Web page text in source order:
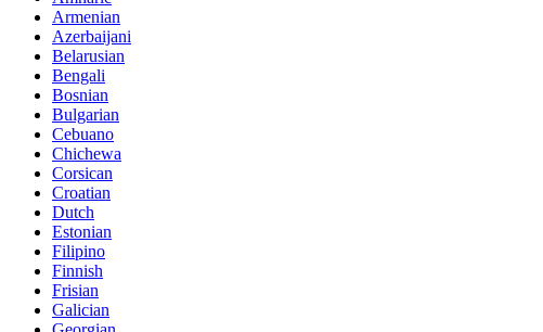
Armenian
Azerbaijani
Belarusian
Bengali
Bosnian
Bulgarian
Cebuano
Chichewa
Corsican
Croatian
Dutch
Estonian
Filipino
Finnish
Frisian
Galician